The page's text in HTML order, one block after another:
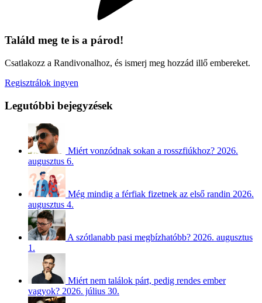
Találd meg te is a párod!
Csatlakozz a Randivonalhoz, és ismerj meg hozzád illő embereket.
Regisztrálok ingyen
Legutóbbi bejegyzések
Miért vonzódnak sokan a rosszfiúkhoz? 2026.
augusztus 6.
Még mindig a férfiak fizetnek az első randin 2026.
augusztus 4.
A szótlanabb pasi megbízhatóbb? 2026. augusztus
1.
Miért nem találok párt, pedig rendes ember
vagyok? 2026. július 30.